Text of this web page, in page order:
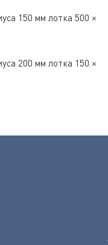
150 мм лотка 500 ×
200 мм лотка 150 ×